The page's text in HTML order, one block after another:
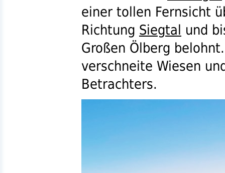
einer tollen Fernsicht
Richtung Siegtal und
Großen Ölberg
verschneite Wiesen
Betrachters.